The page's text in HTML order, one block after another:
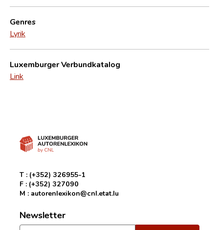
Genres
Lyrik
Luxemburger Verbundkatalog
Link
T : (+352) 326955-1
F : (+352) 327090
M : autorenlexikon@cnl.etat.lu
Newsletter